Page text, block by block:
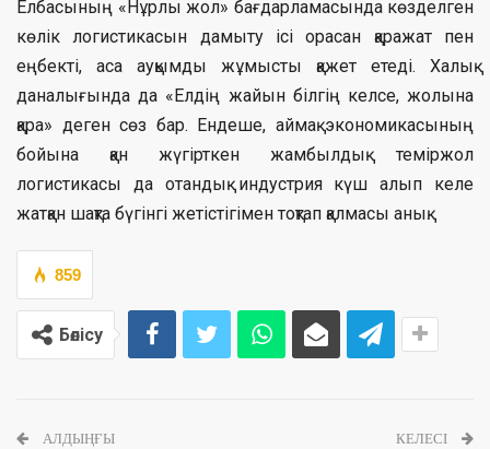
Елбасының «Нұрлы жол» бағдарламасында көзделген
көлік логистикасын дамыту ісі орасан қаражат пен
еңбекті, аса ауқымды жұмысты қажет етеді. Халық
даналығында да «Елдің жайын білгің келсе, жолына
қара» деген сөз бар. Ендеше, аймақ экономикасының
бойына қан жүгірткен жамбылдық теміржол
логистикасы да отандық индустрия күш алып келе
жатқан шақта бүгінгі жетістігімен тоқтап қалмасы анық.
859
Бөлісу
АЛДЫҢҒЫ КЕЛЕСІ